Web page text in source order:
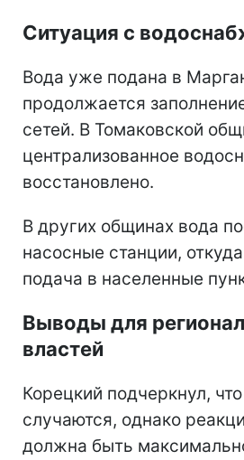
Ситуация с
Вода уже подана в
продолжается
сетей. В Томаковской
централизованное
восстановлено.
В других общинах вода
насосные станции,
подача в населенные
Выводы для
властей
Корецкий подчеркнул,
случаются, однако
должна быть